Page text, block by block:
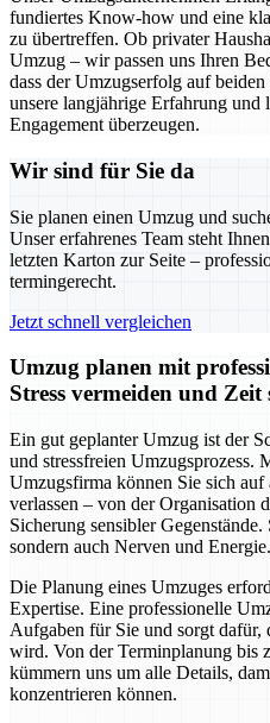
fundiertes Know-how und eine
zu übertreffen. Ob privater
Umzug – wir passen uns Ihren
dass der Umzugserfolg auf
unsere langjährige Erfahrung und
Engagement überzeugen.
Wir sind für Sie da
Sie planen einen Umzug und
Unser erfahrenes Team steht
letzten Karton zur Seite –
termingerecht.
Jetzt schnell vergleichen
Umzug planen mit
Stress vermeiden und Zeit
Ein gut geplanter Umzug ist der
und stressfreien Umzugsprozess.
Umzugsfirma können Sie sich
verlassen – von der Organisation
Sicherung sensibler
sondern auch Nerven und Energie.
Die Planung eines Umzuges
Expertise. Eine professionelle
Aufgaben für Sie und sorgt dafür,
wird. Von der Terminplanung
kümmern uns um alle Details,
konzentrieren können.